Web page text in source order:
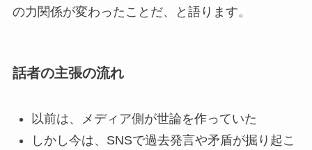
の力関係が変わったことだ、と語ります。
話者の主張の流れ
以前は、メディア側が世論を作っていた
しかし今は、SNSで過去発言や矛盾が掘り起こ